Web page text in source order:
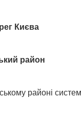
Києва
район
районі